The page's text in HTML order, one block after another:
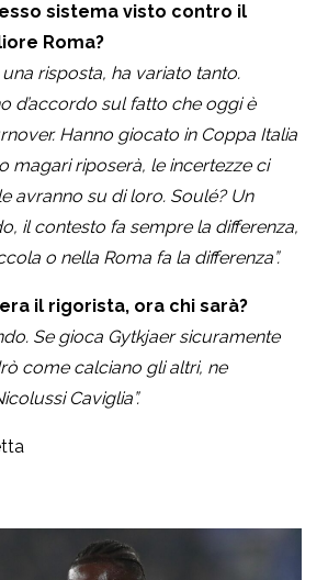
sistema visto contro il
Roma?
una risposta, ha variato tanto.
d’accordo sul fatto che oggi è
Hanno giocato in Coppa Italia
magari riposerà, le incertezze ci
avranno su di loro. Soulé? Un
il contesto fa sempre la differenza,
o nella Roma fa la differenza”.
il rigorista, ora chi sarà?
Se gioca Gytkjaer sicuramente
come calciano gli altri, ne
Caviglia”.